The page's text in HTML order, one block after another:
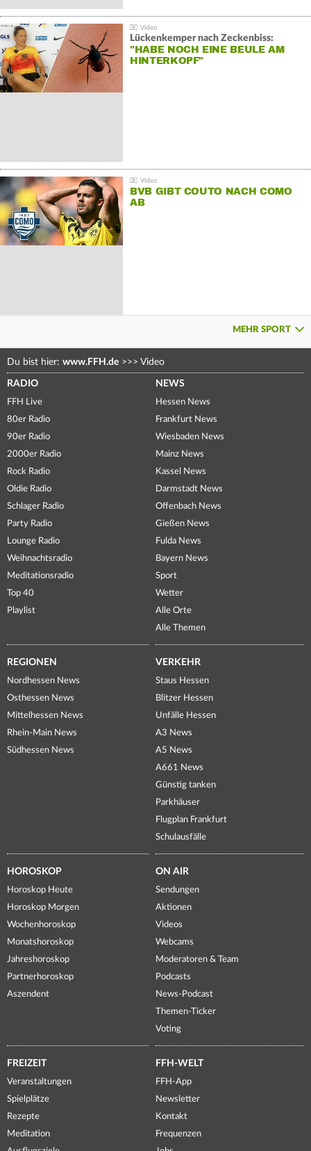
Lückenkemper nach Zeckenbiss:
"HABE NOCH EINE BEULE AM
HINTERKOPF"
BVB GIBT COUTO NACH COMO
AB
MEHR SPORT
Du bist hier: www.FFH.de >>> Video
RADIO
FFH Live
80er Radio
90er Radio
2000er Radio
Rock Radio
Oldie Radio
Schlager Radio
Party Radio
Lounge Radio
Weihnachtsradio
Meditationsradio
Top 40
Playlist
NEWS
Hessen News
Frankfurt News
Wiesbaden News
Mainz News
Kassel News
Darmstadt News
Offenbach News
Gießen News
Fulda News
Bayern News
Sport
Wetter
Alle Orte
Alle Themen
REGIONEN
Nordhessen News
Osthessen News
Mittelhessen News
Rhein-Main News
Südhessen News
VERKEHR
Staus Hessen
Blitzer Hessen
Unfälle Hessen
A3 News
A5 News
A661 News
Günstig tanken
Parkhäuser
Flugplan Frankfurt
Schulausfälle
HOROSKOP
Horoskop Heute
Horoskop Morgen
Wochenhoroskop
Monatshoroskop
Jahreshoroskop
Partnerhoroskop
Aszendent
ON AIR
Sendungen
Aktionen
Videos
Webcams
Moderatoren & Team
Podcasts
News-Podcast
Themen-Ticker
Voting
FREIZEIT
Veranstaltungen
Spielplätze
Rezepte
Meditation
FFH-WELT
FFH-App
Newsletter
Kontakt
Frequenzen